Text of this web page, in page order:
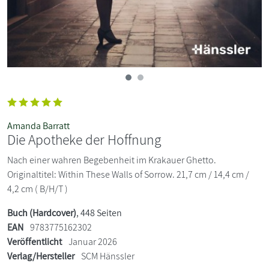
Amanda Barratt
Die Apotheke der Hoffnung
Nach einer wahren Begebenheit im Krakauer Ghetto.
Originaltitel: Within These Walls of Sorrow. 21,7 cm / 14,4 cm /
4,2 cm ( B/H/T )
Buch (Hardcover), 448 Seiten
EAN 9783775162302
Veröffentlicht Januar 2026
Verlag/Hersteller SCM Hänssler